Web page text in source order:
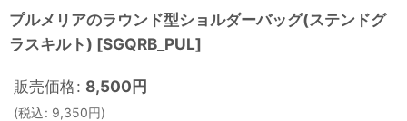
プルメリアのラウンド型ショルダーバッグ(ステンドグ
ラスキルト) [SGQRB_PUL]
販売価格: 8,500円
(税込: 9,350円)